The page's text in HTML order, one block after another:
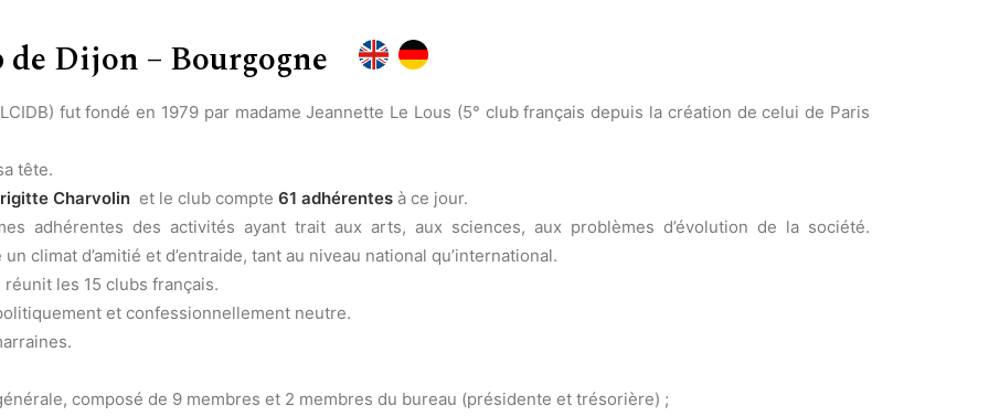
Dijon – Bourgogne
fut fondé en 1979 par madame Jeannette Le Lous (5° club français depuis la création de celui de Paris
tête.
Charvolin et le club compte 61 adhérentes à ce jour.
adhérentes des activités ayant trait aux arts, aux sciences, aux problèmes d’évolution de la société.
climat d’amitié et d’entraide, tant au niveau national qu’international.
les 15 clubs français.
et confessionnellement neutre.
composé de 9 membres et 2 membres du bureau (présidente et trésorière) ;